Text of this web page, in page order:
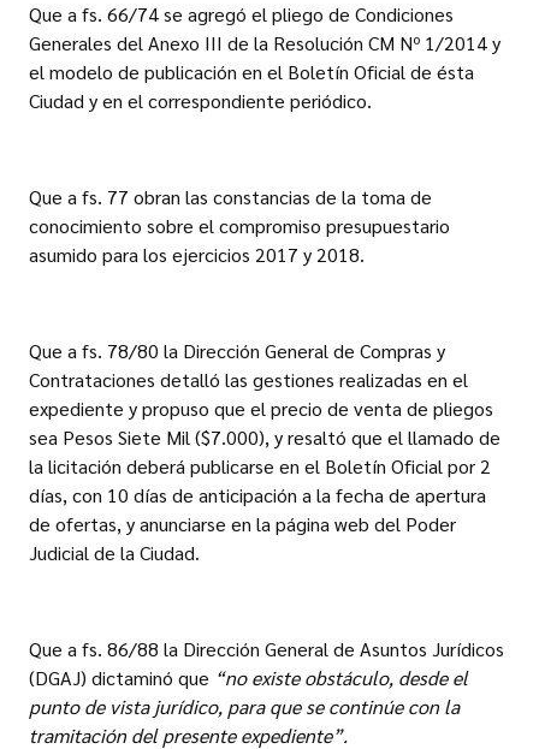
Que a fs. 66/74 se agregó el pliego de Condiciones
Generales del Anexo III de la Resolución CM Nº 1/2014 y
el modelo de publicación en el Boletín Oficial de ésta
Ciudad y en el correspondiente periódico.
Que a fs. 77 obran las constancias de la toma de
conocimiento sobre el compromiso presupuestario
asumido para los ejercicios 2017 y 2018.
Que a fs. 78/80 la Dirección General de Compras y
Contrataciones detalló las gestiones realizadas en el
expediente y propuso que el precio de venta de pliegos
sea Pesos Siete Mil ($7.000), y resaltó que el llamado de
la licitación deberá publicarse en el Boletín Oficial por 2
días, con 10 días de anticipación a la fecha de apertura
de ofertas, y anunciarse en la página web del Poder
Judicial de la Ciudad.
Que a fs. 86/88 la Dirección General de Asuntos Jurídicos
(DGAJ) dictaminó que “no existe obstáculo, desde el
punto de vista jurídico, para que se continúe con la
tramitación del presente expediente”.